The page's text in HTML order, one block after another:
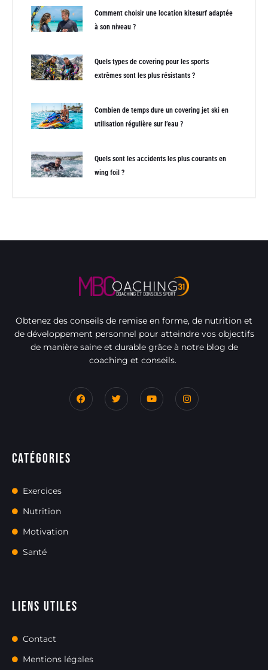
Comment choisir une location kitesurf adaptée
à son niveau ?
Quels types de covering pour les sports
extrêmes sont les plus résistants ?
Combien de temps dure un covering jet ski en
utilisation régulière sur l’eau ?
Quels sont les accidents les plus courants en
wing foil ?
Obtenez des conseils de remise en forme, de nutrition et
de développement personnel pour atteindre vos objectifs
de manière saine et durable grâce à notre blog de
coaching et conseils.
Catégories
Exercices
Nutrition
Motivation
Santé
Liens utiles
Contact
Mentions légales